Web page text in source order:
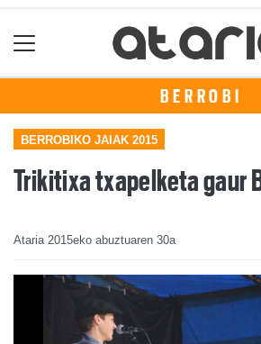
BERROBI
BERROBIKO JAIAK 2015
Trikitixa txapelketa gaur
Ataria 2015eko abuztuaren 30a